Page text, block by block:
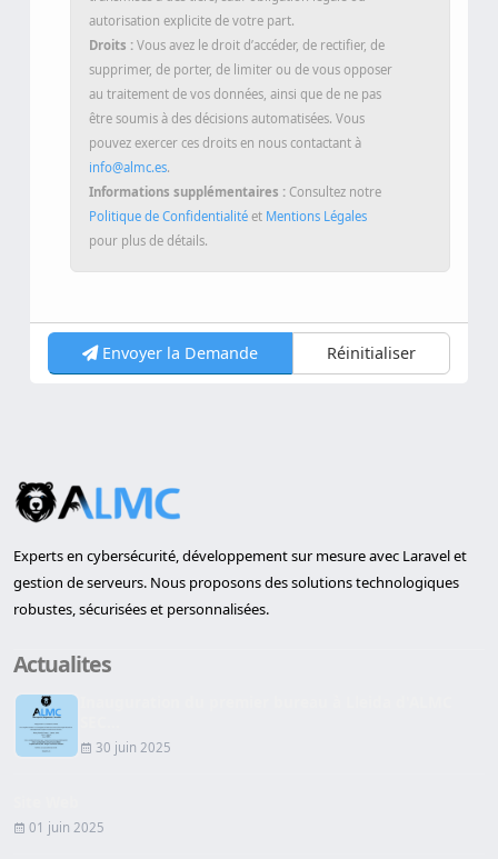
autorisation explicite de votre part.
Droits :Vous avez le droit d’accéder, de rectifier, de
supprimer, de porter, de limiter ou de vous opposer
au traitement de vos données, ainsi que de ne pas
être soumis à des décisions automatisées. Vous
pouvez exercer ces droits en nous contactant à
info@almc.es.
Informations supplémentaires :Consultez notre
Politique de Confidentialitéet Mentions Légales
pour plus de détails.
Envoyer la Demande Réinitialiser
Experts en cybersécurité, développement sur mesure avec Laravel et
gestion de serveurs. Nous proposons des solutions technologiques
robustes, sécurisées et personnalisées.
Actualites
30 juin 2025
01 juin 2025